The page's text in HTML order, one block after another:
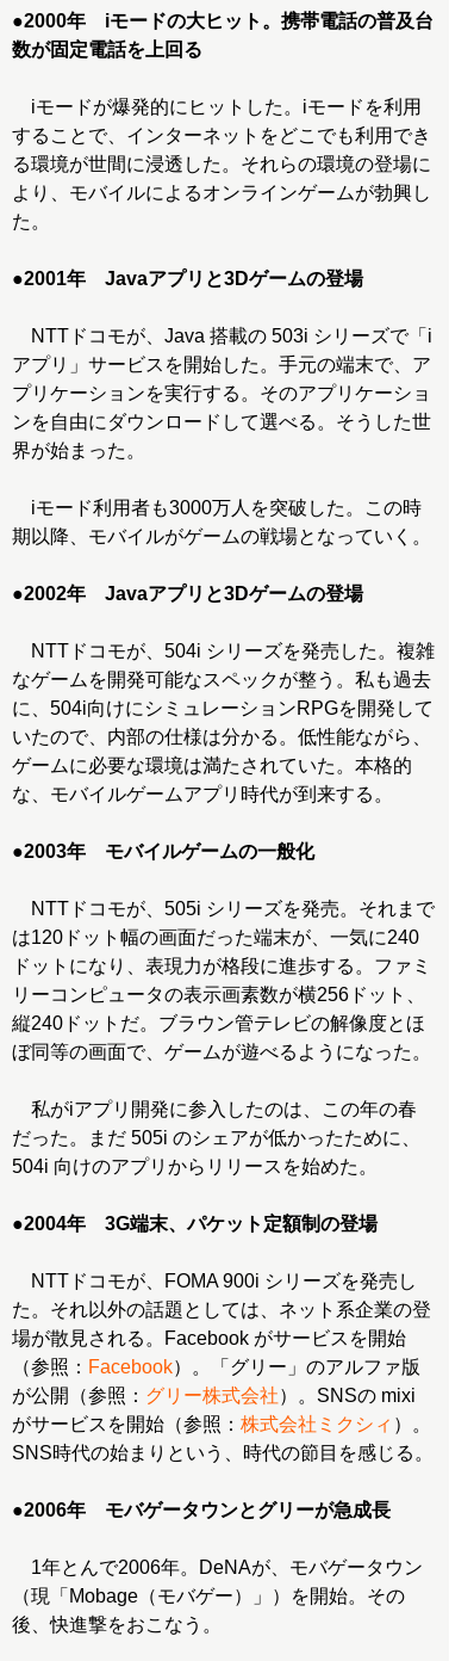
●2000年 iモードの大ヒット。携帯電話の普及台
数が固定電話を上回る
iモードが爆発的にヒットした。iモードを利用
することで、インターネットをどこでも利用でき
る環境が世間に浸透した。それらの環境の登場に
より、モバイルによるオンラインゲームが勃興し
た。
●2001年 Javaアプリと3Dゲームの登場
NTTドコモが、Java 搭載の 503i シリーズで「i
アプリ」サービスを開始した。手元の端末で、ア
プリケーションを実行する。そのアプリケーショ
ンを自由にダウンロードして選べる。そうした世
界が始まった。
iモード利用者も3000万人を突破した。この時
期以降、モバイルがゲームの戦場となっていく。
●2002年 Javaアプリと3Dゲームの登場
NTTドコモが、504i シリーズを発売した。複雑
なゲームを開発可能なスペックが整う。私も過去
に、504i向けにシミュレーションRPGを開発して
いたので、内部の仕様は分かる。低性能ながら、
ゲームに必要な環境は満たされていた。本格的
な、モバイルゲームアプリ時代が到来する。
●2003年 モバイルゲームの一般化
NTTドコモが、505i シリーズを発売。それまで
は120ドット幅の画面だった端末が、一気に240
ドットになり、表現力が格段に進歩する。ファミ
リーコンピュータの表示画素数が横256ドット、
縦240ドットだ。ブラウン管テレビの解像度とほ
ぼ同等の画面で、ゲームが遊べるようになった。
私がiアプリ開発に参入したのは、この年の春
だった。まだ 505i のシェアが低かったために、
504i 向けのアプリからリリースを始めた。
●2004年 3G端末、パケット定額制の登場
NTTドコモが、FOMA 900i シリーズを発売し
た。それ以外の話題としては、ネット系企業の登
場が散見される。Facebook がサービスを開始
（参照： Facebook）。「グリー」のアルファ版
が公開（参照： グリー株式会社）。SNSの mixi
がサービスを開始（参照： 株式会社ミクシィ ）。
SNS時代の始まりという、時代の節目を感じる。
●2006年 モバゲータウンとグリーが急成長
1年とんで2006年。DeNAが、モバゲータウン
（現「Mobage（モバゲー）」）を開始。その
後、快進撃をおこなう。